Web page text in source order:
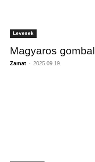
Levesek
Magyaros
Zamat - 2025.09.19.